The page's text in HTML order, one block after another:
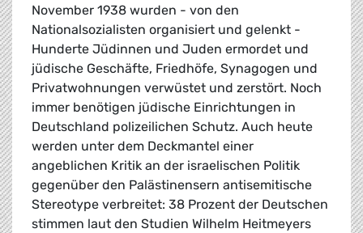
November 1938 wurden - von den
Nationalsozialisten organisiert und gelenkt -
Hunderte Jüdinnen und Juden ermordet und
jüdische Geschäfte, Friedhöfe, Synagogen und
Privatwohnungen verwüstet und zerstört. Noch
immer benötigen jüdische Einrichtungen in
Deutschland polizeilichen Schutz. Auch heute
werden unter dem Deckmantel einer
angeblichen Kritik an der israelischen Politik
gegenüber den Palästinensern antisemitische
Stereotype verbreitet: 38 Prozent der Deutschen
stimmen laut den Studien Wilhelm Heitmeyers